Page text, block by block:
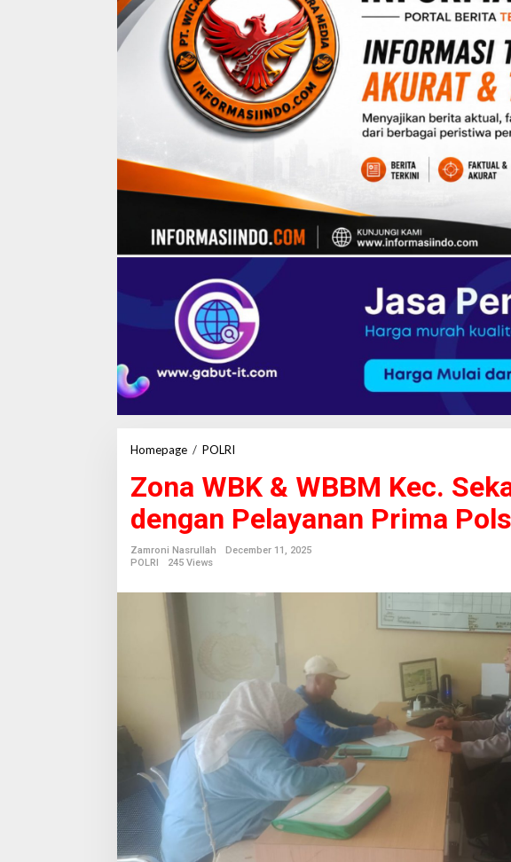
Homepage / POLRI
n
a
W
B
K
B
.
k
r
i
t
Zona WBK & WBBM Kec.
dengan Pelayanan Prima
Zamroni Nasrullah
December 11, 2025
POLRI
245 Views